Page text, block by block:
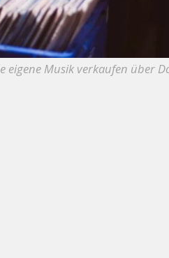
eigene Musik verkaufen über